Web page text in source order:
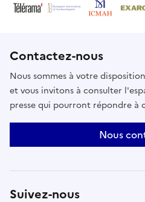
Contactez-nous
Nous sommes à votre
et vous invitons à consulter
presse qui pourront répondre à
Nous
Suivez-nous